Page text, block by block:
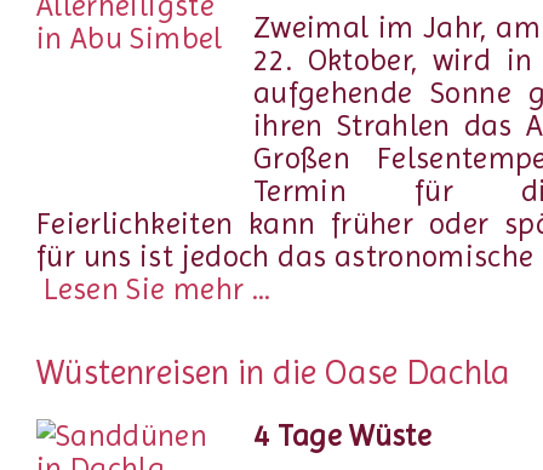
Zweimal im Jahr,
22. Oktober, wird
aufgehende Sonne
ihren Strahlen das
Großen
Termin für
Feierlichkeiten kann früher oder
für uns ist jedoch das
Lesen Sie mehr ...
Wüstenreisen in die Oase Dachla
4 Tage Wüste